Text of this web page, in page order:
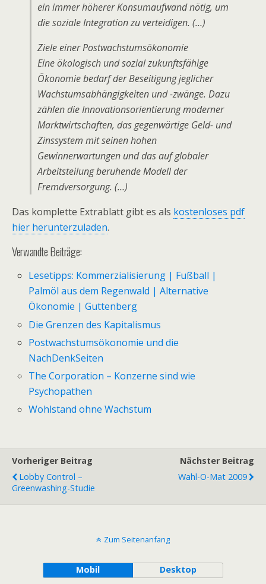
ein immer höherer Konsumaufwand nötig, um
die soziale Integration zu verteidigen. (…)
Ziele einer Postwachstumsökonomie
Eine ökologisch und sozial zukunftsfähige
Ökonomie bedarf der Beseitigung jeglicher
Wachstumsabhängigkeiten und -zwänge. Dazu
zählen die Innovationsorientierung moderner
Marktwirtschaften, das gegenwärtige Geld- und
Zinssystem mit seinen hohen
Gewinnerwartungen und das auf globaler
Arbeitsteilung beruhende Modell der
Fremdversorgung. (…)
Das komplette Extrablatt gibt es als kostenloses pdf
hier herunterzuladen.
Verwandte Beiträge:
Lesetipps: Kommerzialisierung | Fußball |
Palmöl aus dem Regenwald | Alternative
Ökonomie | Guttenberg
Die Grenzen des Kapitalismus
Postwachstumsökonomie und die
NachDenkSeiten
The Corporation – Konzerne sind wie
Psychopathen
Wohlstand ohne Wachstum
Vorheriger Beitrag
Lobby Control –
Greenwashing-Studie
Nächster Beitrag
Wahl-O-Mat 2009
Zum Seitenanfang
Mobil Desktop